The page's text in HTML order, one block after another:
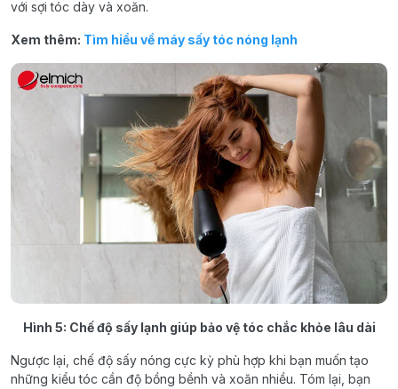
với sợi tóc dày và xoăn.
Xem thêm: Tìm hiểu về máy sấy tóc nóng lạnh
Hình 5: Chế độ sấy lạnh giúp bảo vệ tóc chắc khỏe lâu dài
Ngược lại, chế độ sấy nóng cực kỳ phù hợp khi bạn muốn tạo
những kiểu tóc cần độ bồng bềnh và xoăn nhiều. Tóm lại, bạn